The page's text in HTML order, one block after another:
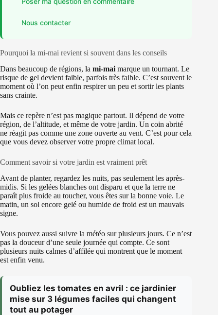
Nous contacter
Pourquoi la mi-mai revient si souvent dans les conseils
Dans beaucoup de régions, la mi-mai marque un tournant. Le
risque de gel devient faible, parfois très faible. C’est souvent le
moment où l’on peut enfin respirer un peu et sortir les plants
sans crainte.
Mais ce repère n’est pas magique partout. Il dépend de votre
région, de l’altitude, et même de votre jardin. Un coin abrité
ne réagit pas comme une zone ouverte au vent. C’est pour cela
que vous devez observer votre propre climat local.
Comment savoir si votre jardin est vraiment prêt
Avant de planter, regardez les nuits, pas seulement les après-
midis. Si les gelées blanches ont disparu et que la terre ne
paraît plus froide au toucher, vous êtes sur la bonne voie. Le
matin, un sol encore gelé ou humide de froid est un mauvais
signe.
Vous pouvez aussi suivre la météo sur plusieurs jours. Ce n’est
pas la douceur d’une seule journée qui compte. Ce sont
plusieurs nuits calmes d’affilée qui montrent que le moment
est enfin venu.
Oubliez les tomates en avril : ce jardinier
mise sur 3 légumes faciles qui changent
tout au potager